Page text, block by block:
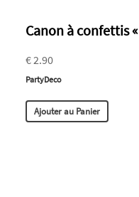
Canon à confettis
€ 2.90
PartyDeco
Ajouter au Panier